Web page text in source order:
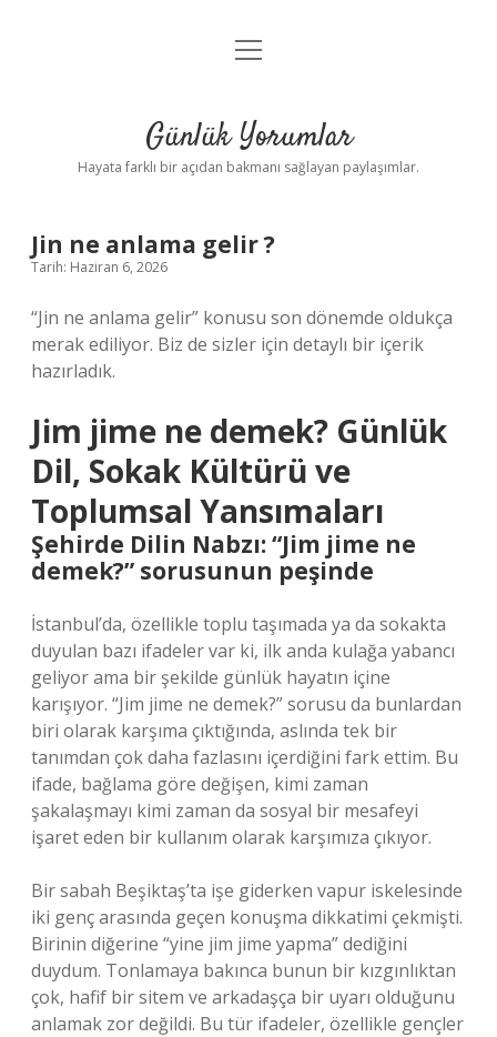
Anasayfa
Yasal Uyarı
menüyü
Günlük Yorumlar
Hayata farklı bir açıdan bakmanı sağlayan paylaşımlar.
Jin ne anlama gelir ?
Tarih: Haziran 6, 2026
“Jin ne anlama gelir” konusu son dönemde oldukça
merak ediliyor. Biz de sizler için detaylı bir içerik
hazırladık.
Jim jime ne demek? Günlük
Dil, Sokak Kültürü ve
Toplumsal Yansımaları
Şehirde Dilin Nabzı: “Jim jime ne
demek?” sorusunun peşinde
İstanbul’da, özellikle toplu taşımada ya da sokakta
duyulan bazı ifadeler var ki, ilk anda kulağa yabancı
geliyor ama bir şekilde günlük hayatın içine
karışıyor. “Jim jime ne demek?” sorusu da bunlardan
biri olarak karşıma çıktığında, aslında tek bir
tanımdan çok daha fazlasını içerdiğini fark ettim. Bu
ifade, bağlama göre değişen, kimi zaman
şakalaşmayı kimi zaman da sosyal bir mesafeyi
işaret eden bir kullanım olarak karşımıza çıkıyor.
Bir sabah Beşiktaş’ta işe giderken vapur iskelesinde
iki genç arasında geçen konuşma dikkatimi çekmişti.
Birinin diğerine “yine jim jime yapma” dediğini
duydum. Tonlamaya bakınca bunun bir kızgınlıktan
çok, hafif bir sitem ve arkadaşça bir uyarı olduğunu
anlamak zor değildi. Bu tür ifadeler, özellikle gençler